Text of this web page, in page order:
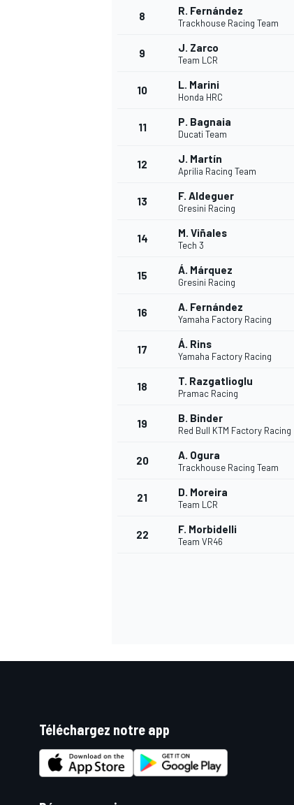
8 R. Fernández
Trackhouse Racing Team
9 J. Zarco
Team LCR
10 L. Marini
Honda HRC
11 P. Bagnaia
Ducati Team
12 J. Martín
Aprilia Racing Team
13 F. Aldeguer
Gresini Racing
14 M. Viñales
Tech 3
15 Á. Márquez
Gresini Racing
16 A. Fernández
Yamaha Factory Racing
17 Á. Rins
Yamaha Factory Racing
18 T. Razgatlioglu
Pramac Racing
19 B. Binder
Red Bull KTM Factory Racing
20 A. Ogura
Trackhouse Racing Team
21 D. Moreira
Team LCR
22 F. Morbidelli
Team VR46
Téléchargez notre app